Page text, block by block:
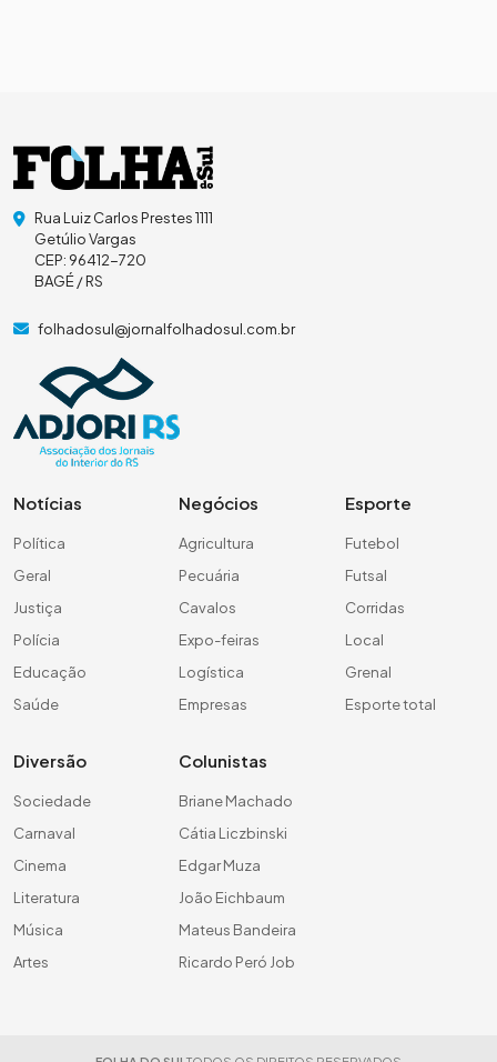
Rua Luiz Carlos Prestes 1111
Getúlio Vargas
CEP: 96412-720
BAGÉ / RS
folhadosul@jornalfolhadosul.com.br
Notícias
Política
Geral
Justiça
Polícia
Educação
Saúde
Negócios
Agricultura
Pecuária
Cavalos
Expo-feiras
Logística
Empresas
Esporte
Futebol
Futsal
Corridas
Local
Grenal
Esporte total
Diversão
Sociedade
Carnaval
Cinema
Literatura
Música
Artes
Colunistas
Briane Machado
Cátia Liczbinski
Edgar Muza
João Eichbaum
Mateus Bandeira
Ricardo Peró Job